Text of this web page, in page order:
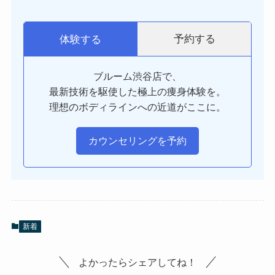
体験する 予約する
ブルーム渋谷店で、
最新技術を駆使した極上の痩身体験を。
理想のボディラインへの近道がここに。
カウンセリングを予約
新着
よかったらシェアしてね！